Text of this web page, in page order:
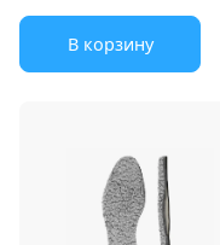
В корзину